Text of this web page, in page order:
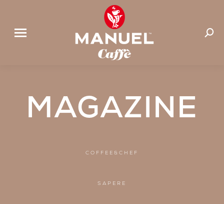
Cerca:
MAGAZINE
COFFEE&CHEF
SAPERE